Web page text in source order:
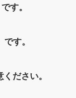
す。
す。
ださい。